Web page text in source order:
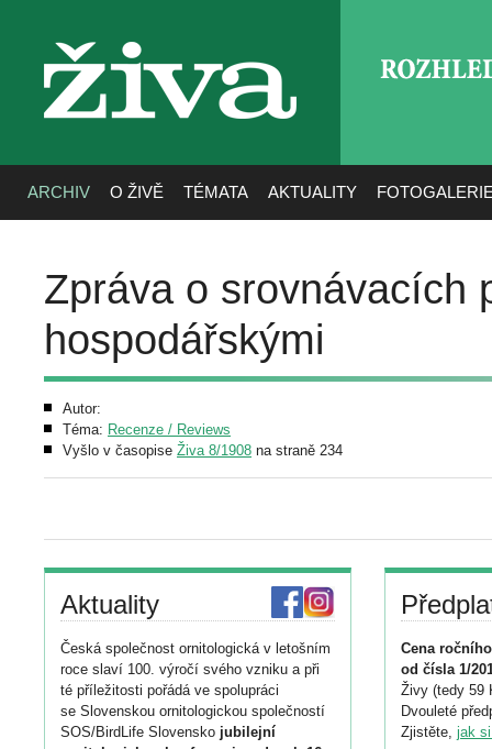
živa
ARCHIV O ŽIVĚ TÉMATA AKTUALITY
Zpráva o srovnávacích
hospodářskými
Autor:
Téma: Recenze / Reviews
Vyšlo v časopise Živa 8/1908 na straně 234
Aktuality
Česká společnost ornitologická v letošním
roce slaví 100. výročí svého vzniku a při
té příležitosti pořádá ve spolupráci
se Slovenskou ornitologickou společností
SOS/BirdLife Slovensko jubilejní
Cena
od čísla 1/
Živy (tedy 59
Dvouleté
Zjistěte, jak